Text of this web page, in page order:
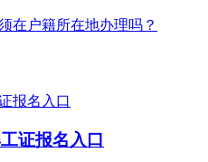
在户籍所在地办理吗？
证报名入口